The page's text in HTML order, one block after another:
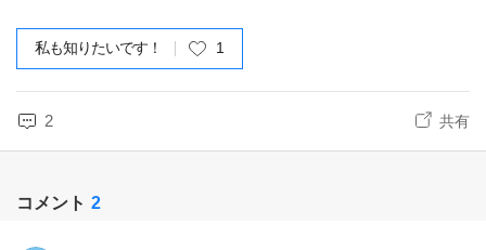
私も知りたいです！ 1
2 共有
コメント 2